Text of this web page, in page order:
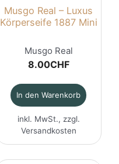
Musgo Real – Luxus
Körperseife 1887 Mini
Musgo Real
8.00CHF
In den Warenkorb
inkl. MwSt., zzgl.
Versandkosten